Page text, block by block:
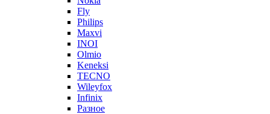
Fly
Philips
Maxvi
INOI
Olmio
Keneksi
TECNO
Wileyfox
Infinix
Разное